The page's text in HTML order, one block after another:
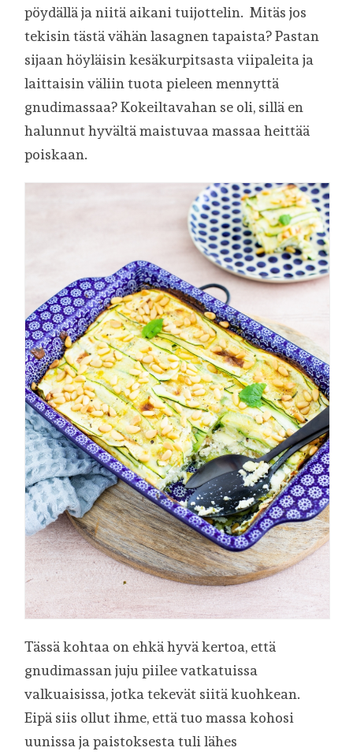
pöydällä ja niitä aikani tuijottelin. Mitäs jos
tekisin tästä vähän lasagnen tapaista? Pastan
sijaan höyläisin kesäkurpitsasta viipaleita ja
laittaisin väliin tuota pieleen mennyttä
gnudimassaa? Kokeiltavahan se oli, sillä en
halunnut hyvältä maistuvaa massaa heittää
poiskaan.
Tässä kohtaa on ehkä hyvä kertoa, että
gnudimassan juju piilee vatkatuissa
valkuaisissa, jotka tekevät siitä kuohkean.
Eipä siis ollut ihme, että tuo massa kohosi
uunissa ja paistoksesta tuli lähes